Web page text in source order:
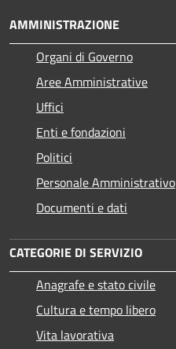
AMMINISTRAZIONE
Organi di Governo
Aree Amministrative
Uffici
Enti e fondazioni
Politici
Personale Amministrativo
Documenti e dati
CATEGORIE DI SERVIZIO
Anagrafe e stato civile
Cultura e tempo libero
Vita lavorativa